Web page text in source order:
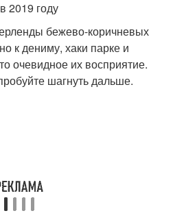
бежево-коричневых
к дениму, хаки парке и
очевидное их восприятие.
шагнуть дальше.